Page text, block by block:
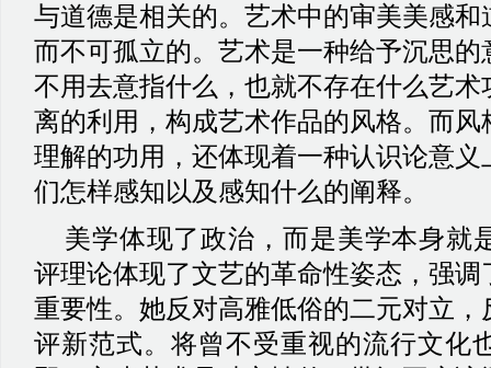
与道德是相关的。艺术中的审美美感
而不可孤立的。艺术是一种给予沉思
不用去意指什么，也就不存在什么艺
离的利用，构成艺术作品的风格。而
理解的功用，还体现着一种认识论意
们怎样感知以及感知什么的阐释。
美学体现了政治，而是美学本身就
评理论体现了文艺的革命性姿态，强
重要性。她反对高雅低俗的二元对立
评新范式。将曾不受重视的流行文化